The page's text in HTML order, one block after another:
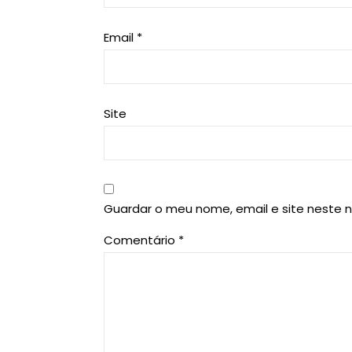
Email *
Site
Guardar o meu nome, email e site neste
Comentário *